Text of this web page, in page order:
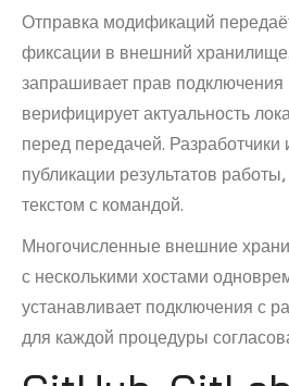
Отправка модификаций
фиксации в внешний
запрашивает прав подключения
верифицирует актуальность
перед передачей. Разработчики
публикации результатов
текстом с командой.
Многочисленные внешние
с несколькими хостами
устанавливает подключения с
для каждой процедуры